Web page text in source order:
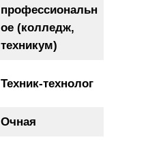
профессиональн
ое (колледж,
техникум)
Техник-технолог
Очная